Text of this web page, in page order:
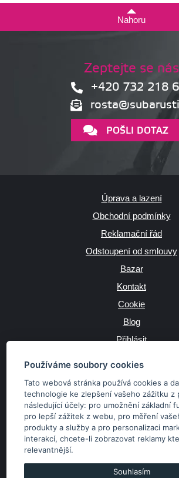
Používáme soubory cookies
Tato webová stránka používá cookies a
technologie ke zlepšení vašeho zážitku z
následující účely: pro umožnění základní
pro lepší zážitek z webu, pro měření
produkty a služby a pro personalizaci
interakcí,chcete-li zobrazovat reklamy
relevantnější.
Souhlasím
Nahoru
Zeptejte se nás
+420 732 218
POŠLI DOTAZ
Úprava a lazení
Obchodní podmínky
Reklamační řád
Odstoupení od smlouvy
Bazar
Kontakt
Cookie
Blog
Přihlásit
JAZYK
Kč €